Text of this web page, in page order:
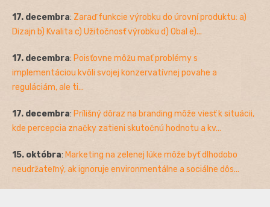
17. decembra: Zaraď funkcie výrobku do úrovní produktu: a)
Dizajn b) Kvalita c) Užitočnosť výrobku d) Obal e)...
17. decembra: Poisťovne môžu mať problémy s
implementáciou kvôli svojej konzervatívnej povahe a
reguláciám, ale ti...
17. decembra: Prílišný dôraz na branding môže viesť k situácii,
kde percepcia značky zatieni skutočnú hodnotu a kv...
15. októbra: Marketing na zelenej lúke môže byť dlhodobo
neudržateľný, ak ignoruje environmentálne a sociálne dôs...